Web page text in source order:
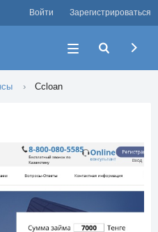
Войти Зарегистрироваться
Ccloan